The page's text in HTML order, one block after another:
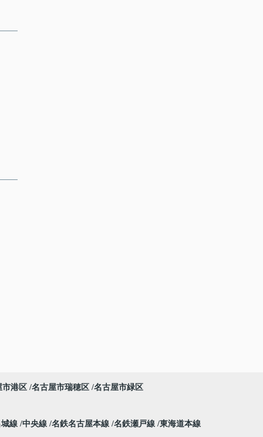
市港区 名古屋市瑞穂区 名古屋市緑区
線 中央線 名鉄名古屋本線 名鉄瀬戸線 東海道本線